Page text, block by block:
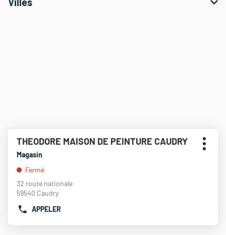
sur
ENTRÉE
pour
obtenir
plus
Point
de
:
THEODORE MAISON DE PEINTURE CAUDRY
Magasin
Fermé
32 route nationale
59540 Caudry
APPELER
AFFICHER
Plus